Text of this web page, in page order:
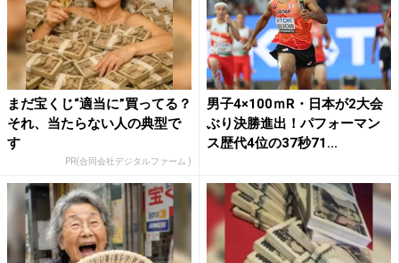
まだ宝くじ“適当に”買ってる？
それ、当たらない人の典型で
す
PR(合同会社デジタルファーム )
男子4×100ｍR・日本が2大会
ぶり決勝進出！パフォーマン
ス歴代4位の37秒71...